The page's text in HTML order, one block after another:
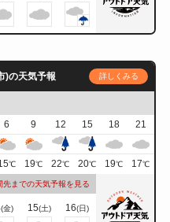
)の天気予報 詳しくみる
6 9 12 15 18
21
℃ 19℃ 22℃ 20℃ 19℃ 17℃
先までの天気予報を見る
(金) 15(土) 16(日)